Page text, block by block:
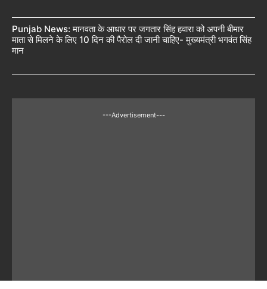
Punjab News: मानवता के आधार पर जगतार सिंह हवारा को अपनी बीमार
माता से मिलने के लिए 10 दिन की पैरोल दी जानी चाहिए- मुख्यमंत्री भगवंत सिंह
मान
---Advertisement---